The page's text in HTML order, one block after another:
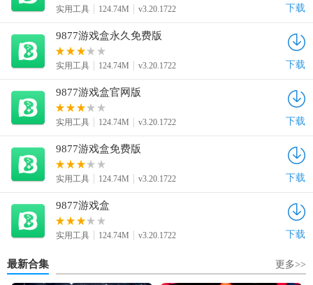
实用工具 124.74M v3.20.1722 下载
9877游戏盒永久免费版
实用工具 124.74M v3.20.1722 下载
9877游戏盒官网版
实用工具 124.74M v3.20.1722 下载
9877游戏盒免费版
实用工具 124.74M v3.20.1722 下载
9877游戏盒
实用工具 124.74M v3.20.1722 下载
最新合集 更多>>